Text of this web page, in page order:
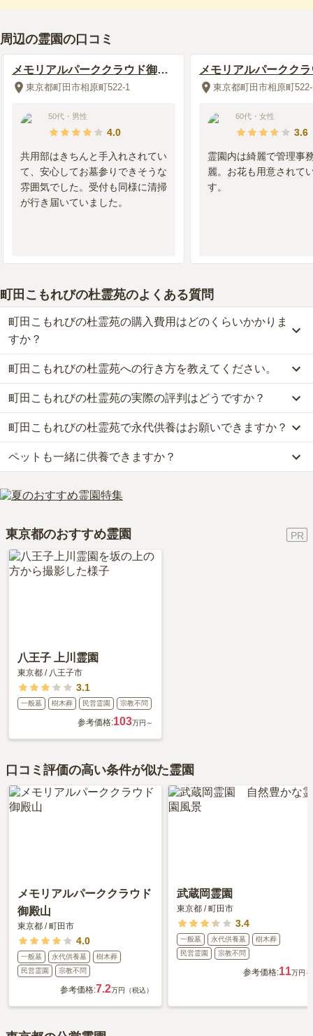
クセスに関して、不便を感じている事はありません。また、年
を取ったとしても、タクシーを使用すれば特に、問題ないと判
断しています。
設備・環境
5.0
常に利便性を感じており、問題はありません。また、年を取っ
た両親も、この環境であれば、簡単につれてこれる環境だと思
っています。
管理状況
5.0
現状、手入れはよくして頂いており、特に不満はありません。
く、また、駅からもさほど離れてないため、不便さを感じてま
せん。
周辺の霊園の口コミ
メモリアルパーククラウド御殿
山 東京都町田市相原町522-1
50代 ・ 男性
4.0
共用部はきちんと手入れされてい
て、安心してお墓参りできそうな
雰囲気でした。受付も同様に清掃
が行き届いていました。
メモリアルパークク
山 東京都町田市相原町
60代 ・ 女性
3.6
霊園内は綺麗で管理事
麗。お花も用意されて
す。
町田こもれびの杜霊苑のよくある質問
町田こもれびの杜霊苑の購入費用はどのくらいかかりま
すか？
町田こもれびの杜霊苑では、一般墓が約89.4万円から、永代供養墓
が約10万円からお求めいただけます。
なお、町田こもれびの杜霊苑がある東京都の相場は、一般墓が約87
万円（墓石代別途）、永代供養墓が約66万円です。
お墓は、価格が高いものがよい、安いものが悪い、という訳ではあ
きる場所を選ぶことです。
町田こもれびの杜霊苑への行き方を教えてください。
公共交通機関の場合、横浜線｢相原駅｣から徒歩約12分です。
車の場合、JR横浜線「相原駅 」から車で約4分です。
詳しいルートや地図は、本ページの「地図・交通アクセス」欄をご
確認ください。
町田こもれびの杜霊苑の実際の評判はどうですか？
当サイトに寄せられた総合評価は、4.1点です。特に価格が高く評
価されています。
利用者様からは「正直、お墓の周りは、徒歩圏内にはあまり施設は
ありません。車であれば、近くに天然温泉や、ホームセンター、食
事をする場所は多々あり便利なところだと思います。」といったお
町田こもれびの杜霊苑で永代供養はお願いできますか？
はい、町田こもれびの杜霊苑は永代供養に対応しています。
費用は、約10万円からとなっております。
町田こもれびの杜霊苑がある東京都の永代供養墓の相場価格は、約
66万円です。
解説！』をご覧ください。
ペットも一緒に供養できますか？
はい、町田こもれびの杜霊苑はペット供養に対応しております。
大切な家族の一員であるペットも供養できるプランをご用意してお
東京都のおすすめ霊園
八王子 上川霊園
東京都 / 八王子市
3.1
一般墓 樹木葬 民営霊園 宗教不問
参考価格:103万円～
口コミ評価の高い条件が似た霊園
メモリアルパーククラウド
御殿山
東京都 /町田市
4.0
一般墓 永代供養墓
樹木葬
民営霊園
宗教不問
参考価格:7.2万円（税込）
武蔵岡霊園
東京都 /町田市
3.4
一般墓 永代供養墓
樹木葬
民営霊園
宗教不問
参考価格:11万円～